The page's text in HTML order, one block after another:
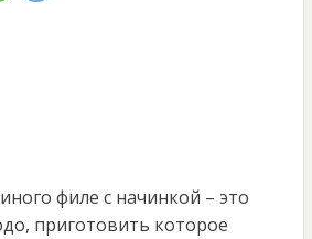
филе с начинкой – это
приготовить которое